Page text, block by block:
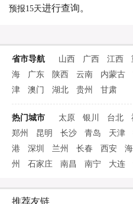
预报15天进行查询。
省市导航 山西 广西 江西
海
广东 陕西 云南 内蒙古
津
澳门 湖北 贵州 甘肃
热门城市 太原 银川 台北
郑州
昆明 长沙 青岛 天津
港
深圳 兰州 长春 西安
州
石家庄 南昌 南宁 大连
推荐友链